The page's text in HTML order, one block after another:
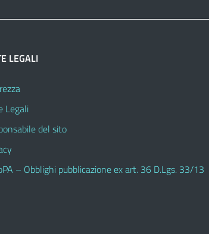
LEGALI
Legali
del sito
– Obblighi pubblicazione ex art. 36 D.Lgs. 33/13